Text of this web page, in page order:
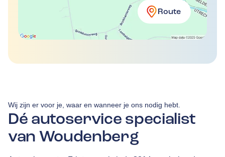
Route
Dé autoservice specialist
van Woudenberg
Wij zijn er voor je, waar en wanneer je ons nodig hebt.